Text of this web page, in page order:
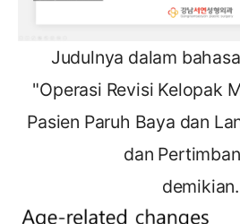
Judulnya dalam
"Operasi Revisi Kelopak
Pasien Paruh Baya dan
dan
demikian.